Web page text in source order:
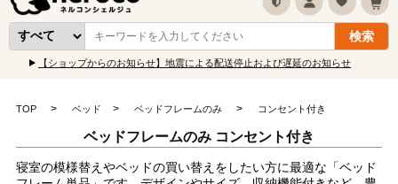
【ショップからのお知らせ】地震による配送停止および遅延のお知らせ
TOP ベッド ベッドフレームのみ コンセント付き
ベッドフレームのみ コンセント付き
寝室の模様替えやベッドの買い替えをしたい方に最適な「ベッド